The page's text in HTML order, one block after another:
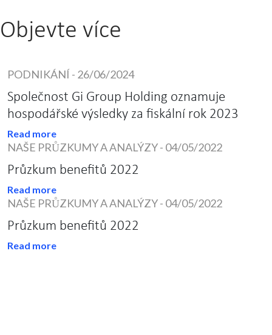
Objevte více
PODNIKÁNÍ - 26/06/2024
Společnost Gi Group Holding oznamuje
hospodářské výsledky za fiskální rok 2023
Read more
NAŠE PRŮZKUMY A ANALÝZY- 04/05/2022
Průzkum benefitů 2022
Read more
NAŠE PRŮZKUMY A ANALÝZY- 04/05/2022
Průzkum benefitů 2022
Read more